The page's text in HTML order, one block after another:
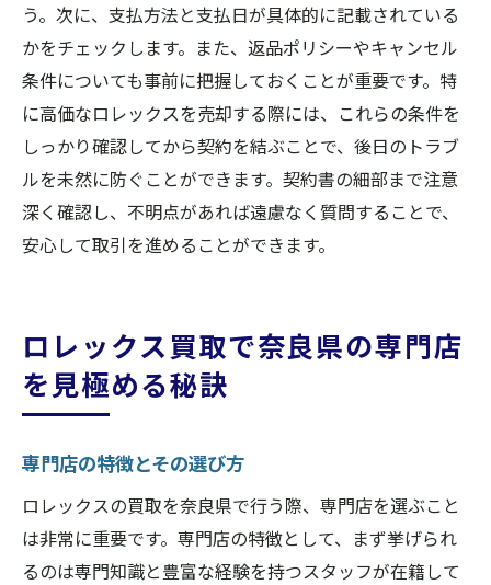
う。次に、支払方法と支払日が具体的に記載されている
かをチェックします。また、返品ポリシーやキャンセル
条件についても事前に把握しておくことが重要です。特
に高価なロレックスを売却する際には、これらの条件を
しっかり確認してから契約を結ぶことで、後日のトラブ
ルを未然に防ぐことができます。契約書の細部まで注意
深く確認し、不明点があれば遠慮なく質問することで、
安心して取引を進めることができます。
ロレックス買取で奈良県の専門店
を見極める秘訣
専門店の特徴とその選び方
ロレックスの買取を奈良県で行う際、専門店を選ぶこと
は非常に重要です。専門店の特徴として、まず挙げられ
るのは専門知識と豊富な経験を持つスタッフが在籍して